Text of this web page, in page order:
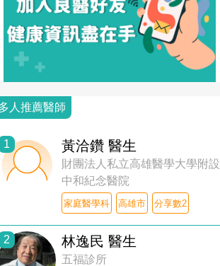
人推薦醫師
1 黃洽鑽 醫生
財團法人私立高雄醫學大學附設
中和紀念醫院
家庭醫學科 高雄市 分享數2
2 林逸民 醫生
五福診所